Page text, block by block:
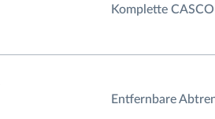
Komplette
Entfernbare